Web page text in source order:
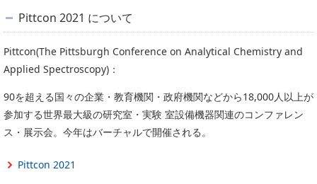
Pittcon 2021 について
Pittcon(The Pittsburgh Conference on Analytical Chemistry and
Applied Spectroscopy)：
90を超える国々の企業・教育機関・政府機関などから18,000人以上が
参加する世界最大級の研究室・実験 室設備機器関連のコンファレン
ス・展示会。今年はバーチャルで開催される。
Pittcon 2021